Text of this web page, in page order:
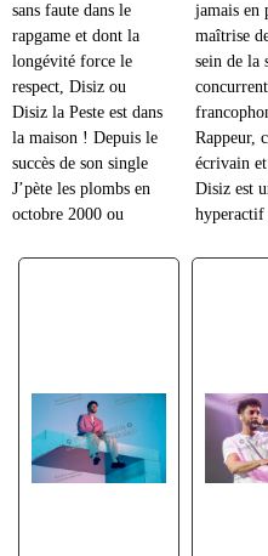
sans faute dans le
rapgame et dont la
longévité force le
respect, Disiz ou
Disiz la Peste est dans
la maison ! Depuis le
succès de son single
J’pète les plombs en
octobre 2000 ou
jamais en pleine
maîtrise de son art au
sein de la scène ultra
concurrentielle du rap
Rappeur,
écrivain
Disiz est
hyperactif
gen”
talents